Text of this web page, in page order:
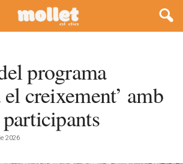
programa
el creixement’ amb
2026